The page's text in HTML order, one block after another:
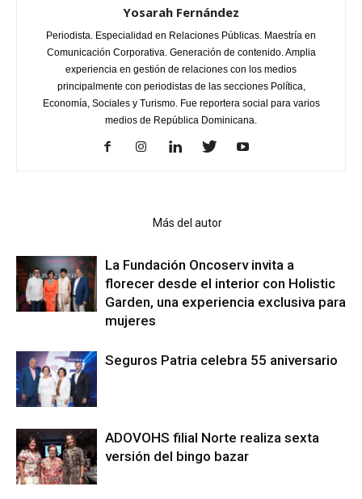
Yosarah Fernández
Periodista. Especialidad en Relaciones Públicas. Maestría en
Comunicación Corporativa. Generación de contenido. Amplia
experiencia en gestión de relaciones con los medios
principalmente con periodistas de las secciones Política,
Economía, Sociales y Turismo. Fue reportera social para varios
medios de República Dominicana.
Más del autor
La Fundación Oncoserv invita a
florecer desde el interior con Holistic
Garden, una experiencia exclusiva para
mujeres
Seguros Patria celebra 55 aniversario
ADOVOHS filial Norte realiza sexta
versión del bingo bazar